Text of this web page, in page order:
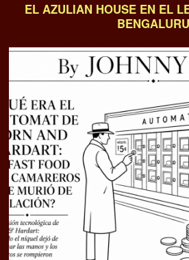
EL AZULIAN HOUSE EN EL
BENGALURU